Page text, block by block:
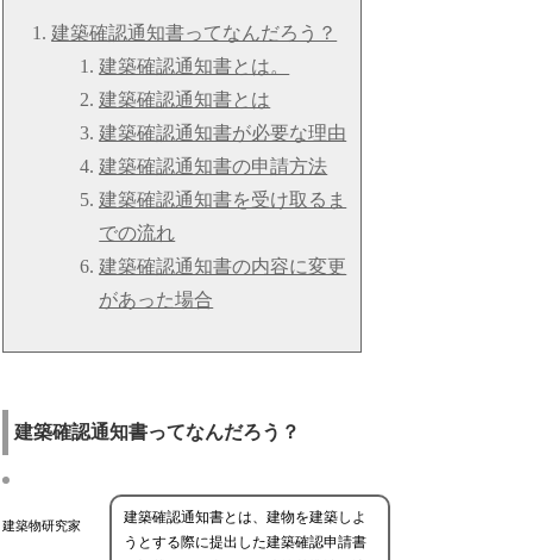
建築確認通知書ってなんだろう？
建築確認通知書とは。
建築確認通知書とは
建築確認通知書が必要な理由
建築確認通知書の申請方法
建築確認通知書を受け取るま
での流れ
建築確認通知書の内容に変更
があった場合
建築確認通知書ってなんだろう？
建築物研究家
建築確認通知書とは、建物を建築しよ
うとする際に提出した建築確認申請書